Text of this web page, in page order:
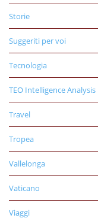
Storie
Suggeriti per voi
Tecnologia
TEO Intelligence Analysis
Travel
Tropea
Vallelonga
Vaticano
Viaggi